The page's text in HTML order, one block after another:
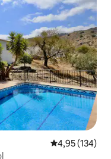
4,95 av 5 i
4,95 (134)